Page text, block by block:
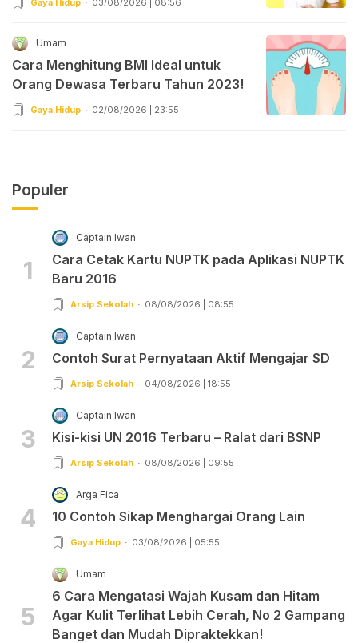
Umam
Cara Menghitung BMI Ideal untuk
Orang Dewasa Terbaru Tahun 2023!
Gaya Hidup 02/08/2026 | 23:55
Populer
1
Captain Iwan
Cara Cetak Kartu NUPTK pada Aplikasi NUPTK
Baru 2016
Arsip Sekolah 08/08/2026 | 08:55
2
Captain Iwan
Contoh Surat Pernyataan Aktif Mengajar SD
Arsip Sekolah 04/08/2026 | 18:55
3
Captain Iwan
Kisi-kisi UN 2016 Terbaru – Ralat dari BSNP
Arsip Sekolah 08/08/2026 | 09:55
4
Arga Fica
10 Contoh Sikap Menghargai Orang Lain
Gaya Hidup 03/08/2026 | 05:55
5
Umam
6 Cara Mengatasi Wajah Kusam dan Hitam
Agar Kulit Terlihat Lebih Cerah, No 2 Gampang
Banget dan Mudah Dipraktekkan!